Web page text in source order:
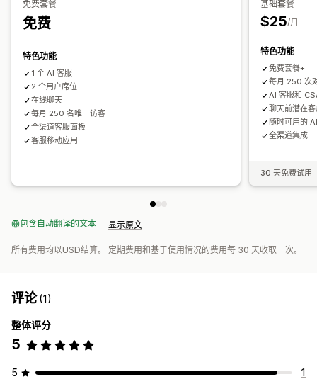
自定义
营业时间
免费套餐
免费
特色功能
1 个 AI 客服
2 个用户席位
在线聊天
每月 250 名唯一访客
全渠道客服面板
客服移动应用
基础套餐
$25/月
特色功能
免费套餐+
每月 250 次
AI 客服和
聊天前潜在
随时可用的
全渠道集成
30 天免费试用
包含自动翻译的文本 显示原文
所有费用均以USD结算。 定期费用和基于使用情况的费用每 30 天收取一次。
评论(1)
整体评分
5
5 1